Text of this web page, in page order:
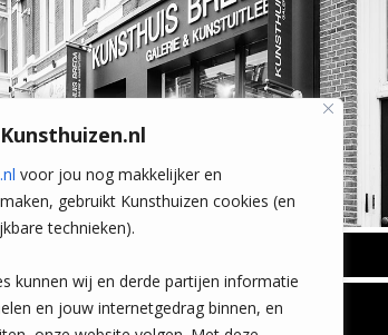
voor jou nog makkelijker en
gebruikt Kunsthuizen cookies (en
technieken).
kunnen wij en derde partijen informatie
en jouw internetgedrag binnen, en
11
CONTACT